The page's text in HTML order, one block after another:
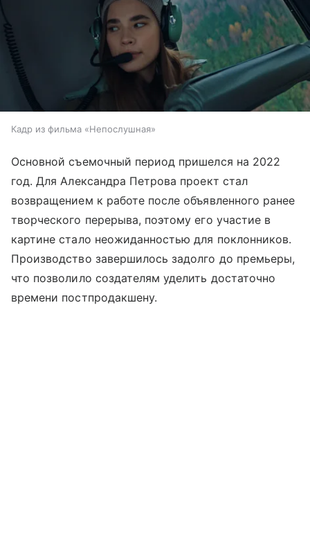
Кадр из фильма «Непослушная»
Основной съемочный период пришелся на 2022
год. Для Александра Петрова проект стал
возвращением к работе после объявленного ранее
творческого перерыва, поэтому его участие в
картине стало неожиданностью для поклонников.
Производство завершилось задолго до премьеры,
что позволило создателям уделить достаточно
времени постпродакшену.